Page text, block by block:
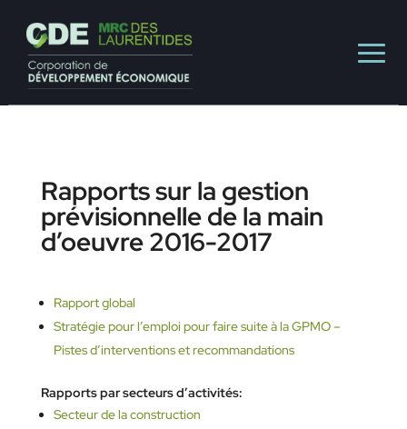
Rapports sur la gestion
prévisionnelle de la main
d’oeuvre 2016-2017
Rapport global
Stratégie pour l’emploi pour faire suite à la GPMO –
Pistes d’interventions et recommandations
Rapports par secteurs d’activités:
Secteur de la construction